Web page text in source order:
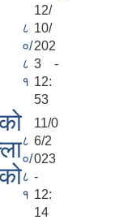
८
०/
८
१
12/
10/
202
3 -
12:
53
८
०/
८
१
11/0
6/2
023
-
12:
14